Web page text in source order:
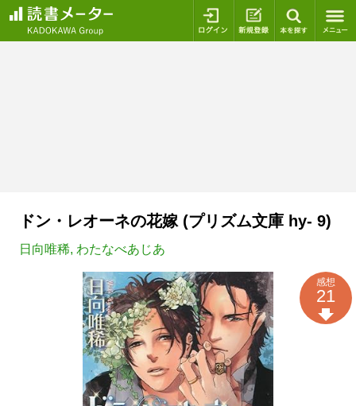
ログイン 新規登録
ドン・レオーネの花嫁 (プリズム文庫 hy- 9)
日向唯稀, わたなべあじあ
感想
21